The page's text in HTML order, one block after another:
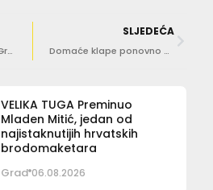
PUKNUĆE CJEVOVODA Građanima Zatona i Štikovice danas stižu cisterne
SLJEDEĆA
Domaće klape ponovno će zapjevati na ulicama našeg grada
VELIKA TUGA Preminuo
Mladen Mitić, jedan od
najistaknutijih hrvatskih
brodomaketara
Grad 06.08.2026